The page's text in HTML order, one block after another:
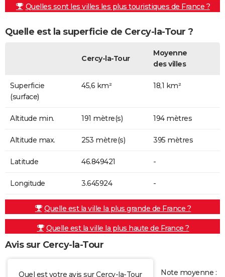
Quelles sont les villes les plus touristiques de France ?
Quelle est la superficie de Cercy-la-Tour ?
Cercy-la-Tour
Moyenne
des villes
Superficie
(surface)
45,6 km² 18,1 km²
Altitude min. 191 mètre(s) 194 mètres
Altitude max. 253 mètre(s) 395 mètres
Latitude 46.849421 -
Longitude 3.645924 -
Quelle est la ville la plus grande de France ?
Quelle est la ville la plus haute de France ?
Avis sur Cercy-la-Tour
Quel est votre avis sur Cercy-la-Tour Note moyenne :